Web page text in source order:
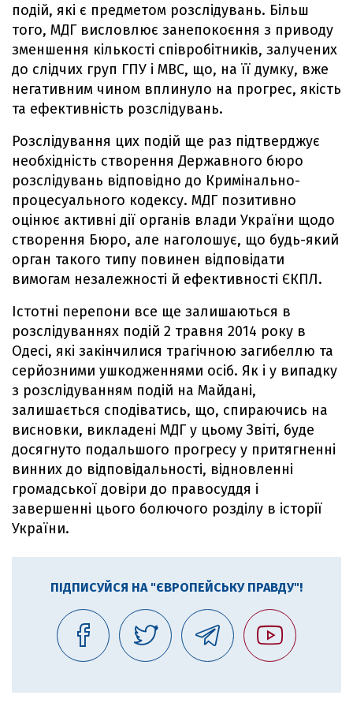
подій, які є предметом розслідувань. Більш
того, МДГ висловлює занепокоєння з приводу
зменшення кількості співробітників, залучених
до слідчих груп ГПУ і МВС, що, на її думку, вже
негативним чином вплинуло на прогрес, якість
та ефективність розслідувань.
Розслідування цих подій ще раз підтверджує
необхідність створення Державного бюро
розслідувань відповідно до Кримінально-
процесуального кодексу. МДГ позитивно
оцінює активні дії органів влади України щодо
створення Бюро, але наголошує, що будь-який
орган такого типу повинен відповідати
вимогам незалежності й ефективності ЄКПЛ.
Істотні перепони все ще залишаються в
розслідуваннях подій 2 травня 2014 року в
Одесі, які закінчилися трагічною загибеллю та
серйозними ушкодженнями осіб. Як і у випадку
з розслідуванням подій на Майдані,
залишається сподіватись, що, спираючись на
висновки, викладені МДГ у цьому Звіті, буде
досягнуто подальшого прогресу у притягненні
винних до відповідальності, відновленні
громадської довіри до правосуддя і
завершенні цього болючого розділу в історії
України.
ПІДПИСУЙСЯ НА "ЄВРОПЕЙСЬКУ ПРАВДУ"!